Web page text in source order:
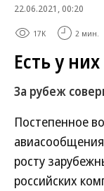
22.06.2021, 00:20
17K 2 мин.
Есть у
За рубеж
Постепенное
росту
российских